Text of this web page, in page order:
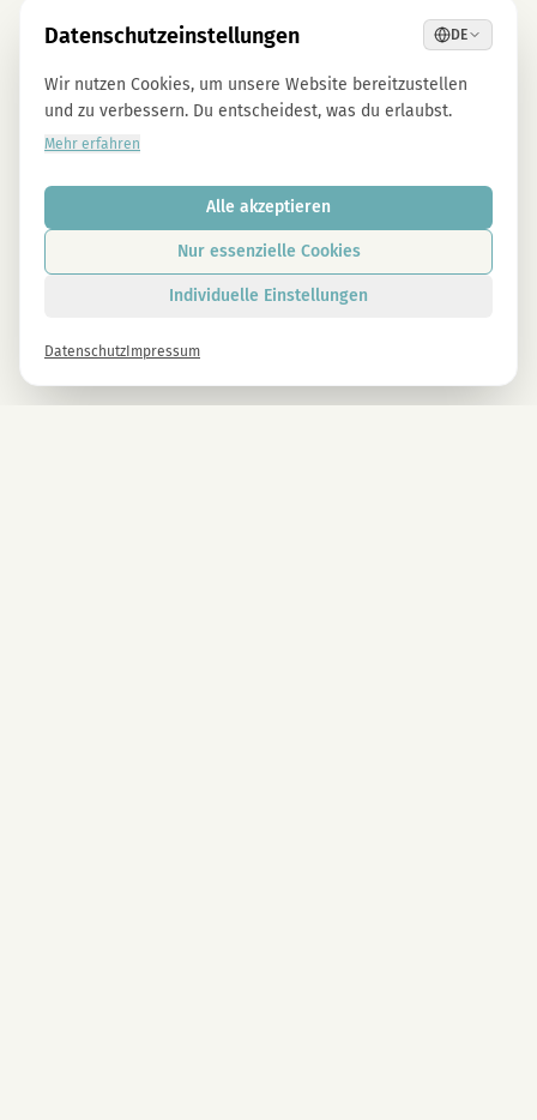
Datenschutzeinstellungen DE
Wir nutzen Cookies, um unsere Website bereitzustellen
und zu verbessern. Du entscheidest, was du erlaubst.
Mehr erfahren
Alle akzeptieren
Nur essenzielle Cookies
Individuelle Einstellungen
Datenschutz Impressum